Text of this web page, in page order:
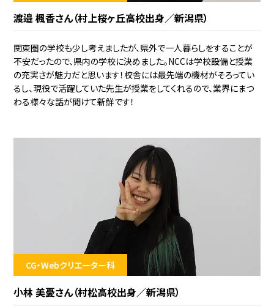
渡邉 楓香さん（村上桜ヶ丘高校出身／新潟県）
関東圏の学校も少し考えましたが、県外で一人暮らしをすることが
不安だったので、県内の学校に決めました。NCCは学校設備と授業
の充実さが魅力だと思います！校舎には最先端の機材がそろってい
るし、現役で活躍していた先生が授業をしてくれるので、業界にまつ
わる様々な話が聞けて新鮮です！
CG・Webクリエーター科
小林 美憂さん（村松高校出身／新潟県）